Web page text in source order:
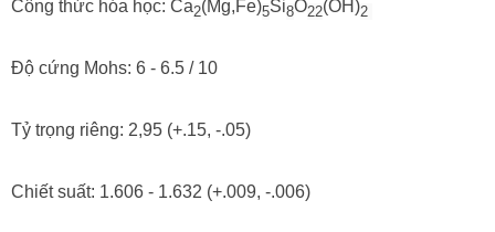
Công thức hóa học: Ca2(Mg,Fe)5Si8O22(OH)2
Độ cứng Mohs: 6 - 6.5 / 10
Tỷ trọng riêng: 2,95 (+.15, -.05)
Chiết suất: 1.606 - 1.632 (+.009, -.006)